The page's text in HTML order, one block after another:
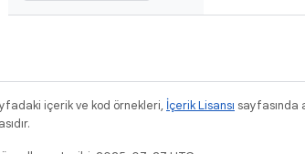
içerik ve kod örnekleri, İçerik Lisansı sayfasında